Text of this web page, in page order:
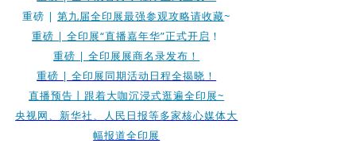
重磅 |第九届全印展最强参观攻略请收藏~
重磅 | 全印展“直播嘉年华”正式开启 ！
重磅 | 全印展展商名录发布 ！
重磅 | 全印展同期活动日程全揭晓 ！
直播预告丨跟着大咖沉浸式逛遍全印展~
央视网、新华社、人民日报等多家核心媒体大
幅报道全印展